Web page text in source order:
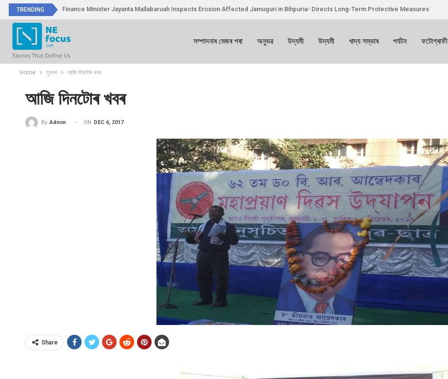
TRENDING Finance Minister Jayanta Mallabaruah Inspects Erosion Affected Jamuguri in Bihpuria- Directs Long-Term Protective Measures
সম্পাদনাৰ মেজৰ পৰা অনুভৱ উদ্যমী উদ্যমী খাদ্য সম্ভাৰ পৰ্যটন ফটোগ্ৰাফী
Home সুখবৰ আজি দিনটোৰ খবৰ
আজি দিনটোৰ খবৰ
By Admin ON DEC 6, 2017
Share